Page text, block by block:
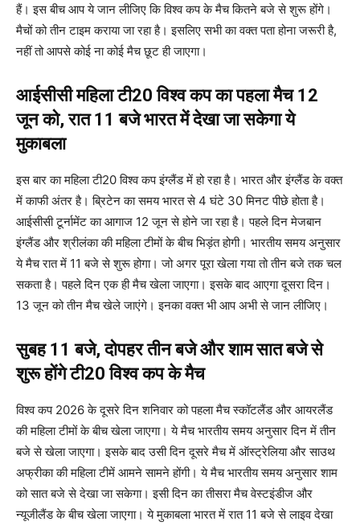
हैं। इस बीच आप ये जान लीजिए कि विश्व कप के मैच कितने बजे से शुरू होंगे।
मैचों को तीन टाइम कराया जा रहा है। इसलिए सभी का वक्त पता होना जरूरी है,
नहीं तो आपसे कोई ना कोई मैच छूट ही जाएगा।
आईसीसी महिला टी20 विश्व कप का पहला मैच 12
जून को, रात 11 बजे भारत में देखा जा सकेगा ये
मुकाबला
इस बार का महिला टी20 विश्व कप इंग्लैंड में हो रहा है। भारत और इंग्लैंड के वक्त
में काफी अंतर है। ब्रिटेन का समय भारत से 4 घंटे 30 मिनट पीछे होता है।
आईसीसी टूर्नामेंट का आगाज 12 जून से होने जा रहा है। पहले दिन मेजबान
इंग्लैंड और श्रीलंका की महिला टीमों के बीच भिड़ंत होगी। भारतीय समय अनुसार
ये मैच रात में 11 बजे से शुरू होगा। जो अगर पूरा खेला गया तो तीन बजे तक चल
सकता है। पहले दिन एक ही मैच खेला जाएगा। इसके बाद आएगा दूसरा दिन।
13 जून को तीन मैच खेले जाएंगे। इनका वक्त भी आप अभी से जान लीजिए।
सुबह 11 बजे, दोपहर तीन बजे और शाम सात बजे से
शुरू होंगे टी20 विश्व कप के मैच
विश्व कप 2026 के दूसरे दिन शनिवार को पहला मैच स्कॉटलैंड और आयरलैंड
की महिला टीमों के बीच खेला जाएगा। ये मैच भारतीय समय अनुसार दिन में तीन
बजे से खेला जाएगा। इसके बाद उसी दिन दूसरे मैच में ऑस्ट्रेलिया और साउथ
अफ्रीका की महिला टीमें आमने सामने होंगी। ये मैच भारतीय समय अनुसार शाम
को सात बजे से देखा जा सकेगा। इसी दिन का तीसरा मैच वेस्टइंडीज और
न्यूजीलैंड के बीच खेला जाएगा। ये मुकाबला भारत में रात 11 बजे से लाइव देखा